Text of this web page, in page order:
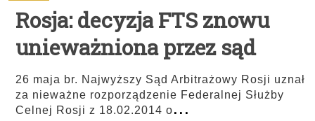
Rosja: decyzja FTS znowu
unieważniona przez sąd
26 maja br. Najwyższy Sąd Arbitrażowy Rosji uznał
za nieważne rozporządzenie Federalnej Służby
Celnej Rosji z 18.02.2014 o...